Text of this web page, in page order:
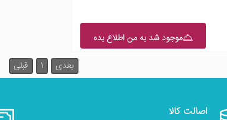
موجود شد به من اطلاع بده
قبلی 1 بعدی
اصالت کالا